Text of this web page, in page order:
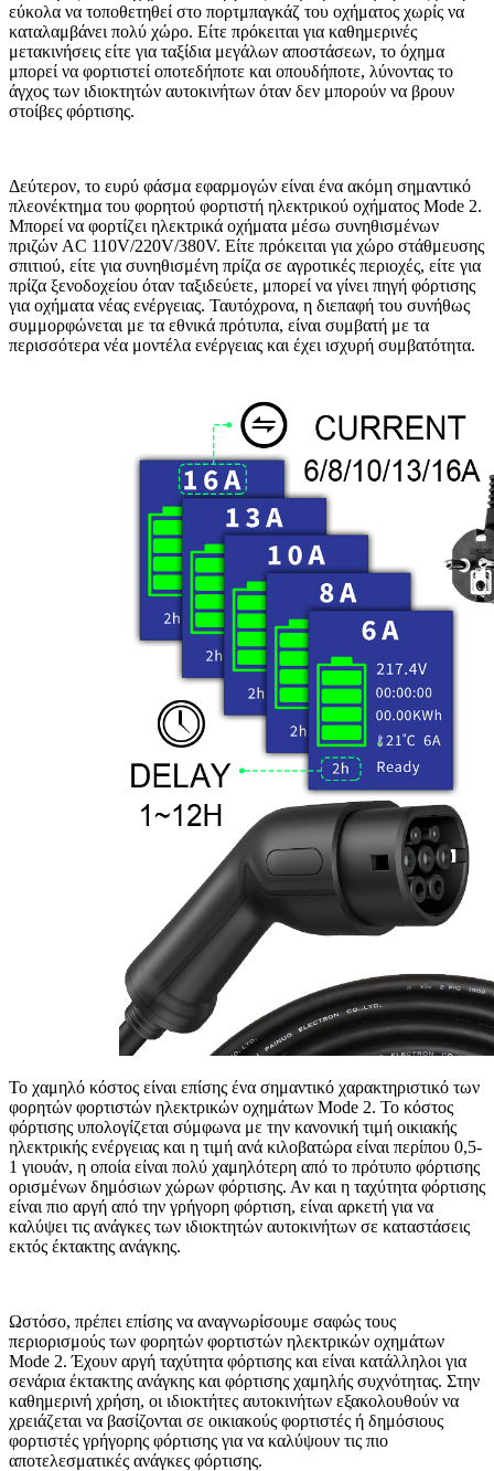
εύκολα να τοποθετηθεί στο πορτμπαγκάζ του οχήματος χωρίς να
καταλαμβάνει πολύ χώρο. Είτε πρόκειται για καθημερινές
μετακινήσεις είτε για ταξίδια μεγάλων αποστάσεων, το όχημα
μπορεί να φορτιστεί οποτεδήποτε και οπουδήποτε, λύνοντας το
άγχος των ιδιοκτητών αυτοκινήτων όταν δεν μπορούν να βρουν
στοίβες φόρτισης.
Δεύτερον, το ευρύ φάσμα εφαρμογών είναι ένα ακόμη σημαντικό
πλεονέκτημα του φορητού φορτιστή ηλεκτρικού οχήματος Mode 2.
Μπορεί να φορτίζει ηλεκτρικά οχήματα μέσω συνηθισμένων
πριζών AC 110V/220V/380V. Είτε πρόκειται για χώρο στάθμευσης
σπιτιού, είτε για συνηθισμένη πρίζα σε αγροτικές περιοχές, είτε για
πρίζα ξενοδοχείου όταν ταξιδεύετε, μπορεί να γίνει πηγή φόρτισης
για οχήματα νέας ενέργειας. Ταυτόχρονα, η διεπαφή του συνήθως
συμμορφώνεται με τα εθνικά πρότυπα, είναι συμβατή με τα
περισσότερα νέα μοντέλα ενέργειας και έχει ισχυρή συμβατότητα.
Το χαμηλό κόστος είναι επίσης ένα σημαντικό χαρακτηριστικό των
φορητών φορτιστών ηλεκτρικών οχημάτων Mode 2. Το κόστος
φόρτισης υπολογίζεται σύμφωνα με την κανονική τιμή οικιακής
ηλεκτρικής ενέργειας και η τιμή ανά κιλοβατώρα είναι περίπου 0,5-
1 γιουάν, η οποία είναι πολύ χαμηλότερη από το πρότυπο φόρτισης
ορισμένων δημόσιων χώρων φόρτισης. Αν και η ταχύτητα φόρτισης
είναι πιο αργή από την γρήγορη φόρτιση, είναι αρκετή για να
καλύψει τις ανάγκες των ιδιοκτητών αυτοκινήτων σε καταστάσεις
εκτός έκτακτης ανάγκης.
Ωστόσο, πρέπει επίσης να αναγνωρίσουμε σαφώς τους
περιορισμούς των φορητών φορτιστών ηλεκτρικών οχημάτων
Mode 2. Έχουν αργή ταχύτητα φόρτισης και είναι κατάλληλοι για
σενάρια έκτακτης ανάγκης και φόρτισης χαμηλής συχνότητας. Στην
καθημερινή χρήση, οι ιδιοκτήτες αυτοκινήτων εξακολουθούν να
χρειάζεται να βασίζονται σε οικιακούς φορτιστές ή δημόσιους
φορτιστές γρήγορης φόρτισης για να καλύψουν τις πιο
αποτελεσματικές ανάγκες φόρτισης.